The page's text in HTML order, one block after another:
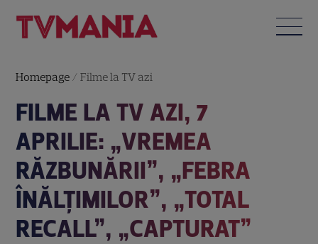
Homepage /Filme la TV azi
FILME LA TV AZI, 7
APRILIE: „VREMEA
RĂZBUNĂRII”, „FEBRA
ÎNĂLȚIMILOR”, „TOTAL
RECALL”, „CAPTURAT”